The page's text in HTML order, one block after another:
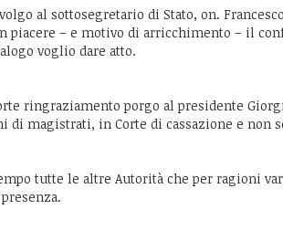
al sottosegretario di Stato, on.
piacere – e motivo di arricchimento – il
voglio dare atto.
ringraziamento porgo al presidente
di magistrati, in Corte di cassazione e non
tutte le altre Autorità che per ragioni